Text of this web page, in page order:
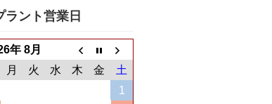
ラント営業日
年 8月
月 火 水 木 金
土
1